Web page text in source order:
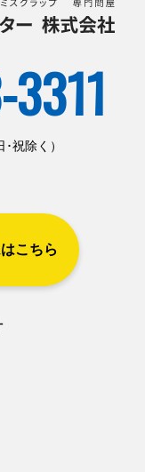
祝除く）
こちら